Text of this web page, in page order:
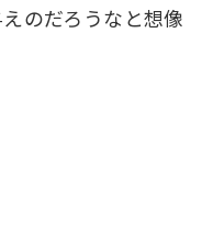
のだろうなと想像